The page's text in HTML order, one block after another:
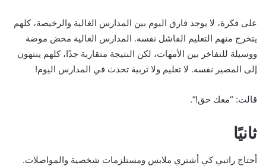
على فكرة، لا يوجد فارق اليوم بين المدارس الغالية والرخيصة، كلهم
يتخرج منهم التعليم الفاشل نفسه. المدارس الغالية محض موضة
ووسيلة للتفاخر بين الأمهات، لكن النتيجة متقاربة جدًا، كلهم ينتهون
إلى المصير نفسه. لا تعليم ولا تربية تحدث في المدارس اليوم!
قالت: “معك حق!”.
ثانيًا
أحتاج راتبي كي أشتري ملابس ومستلزمات شخصية والمواصلات.